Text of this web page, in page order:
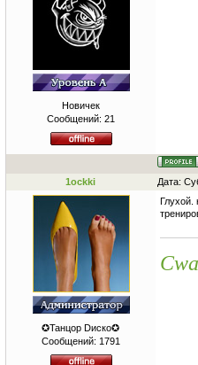
Новичек
Сообщений: 21
1ockki Дата:
✪Танцор Dиско✪
Сообщений: 1791
Глухой.